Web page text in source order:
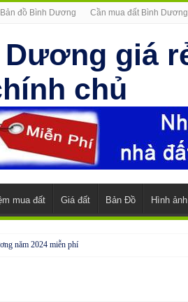
Bản đồ Bình Dương Cần mua đất Bình Dương
mua đất Giá đất Bản Đồ Hình ảnh
năm 2024 miễn phí